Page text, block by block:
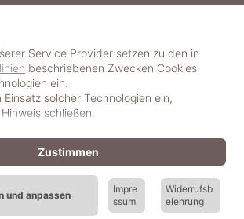
GmbH
Service Provider setzen zu den in
beschriebenen Zwecken Cookies
ein.
Einsatz solcher Technologien ein,
schließen.
und anpassen
Impre
ssum
Widerrufsb
elehrung
Zustimmen